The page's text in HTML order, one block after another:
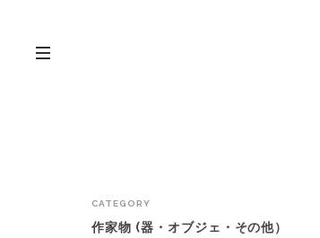
CATEGORY
作家物 (器・オブジェ・その他）